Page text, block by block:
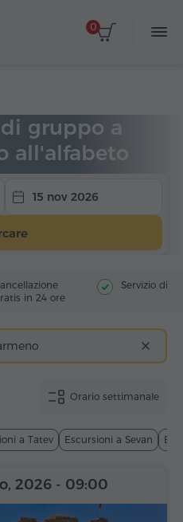
0
gruppo a
all'alfabeto
15 nov 2026
in 24 ore
Servizio di
Orario settimanale
a Tatev Escursioni a Sevan
2026 - 09:00